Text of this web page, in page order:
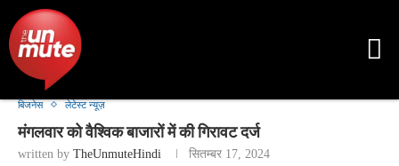
बिजनेस लेटेस्ट न्यूज़
मंगलवार को वैश्विक बाजारों में की गिरावट दर्ज
written by TheUnmuteHindi सितम्बर 17, 2024